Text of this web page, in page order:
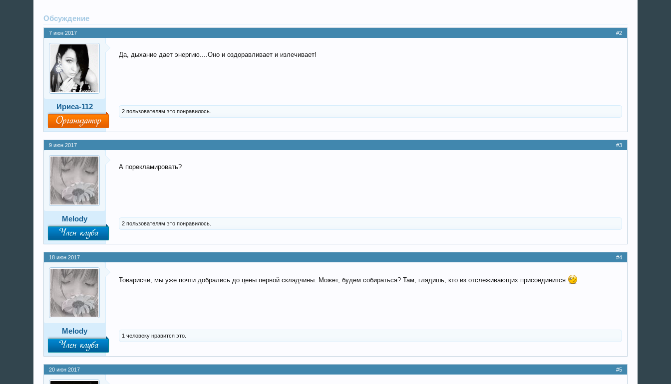
Обсуждение
7 июн 2017 #2
Ириса-112
Да, дыхание дает энергию....Оно и оздоравливает и излечивает!
2 пользователям это понравилось.
9 июн 2017 #3
Melody
А порекламировать?
2 пользователям это понравилось.
18 июн 2017 #4
Melody
Товарисчи, мы уже почти добрались до цены первой складчины. Может, будем собираться? Там, глядишь, кто из отслеживающих присоединится
1 человеку нравится это.
20 июн 2017 #5